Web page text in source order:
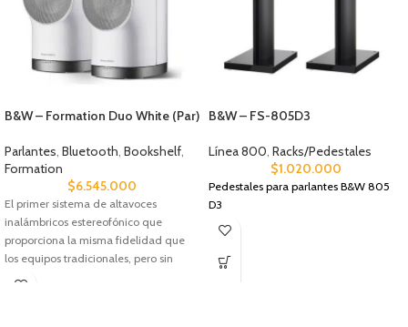
B&W – Formation Duo White (Par)
Parlantes, Bluetooth, Bookshelf,
Formation
$6.545.000
El primer sistema de altavoces
inalámbricos estereofónico que
proporciona la misma fidelidad que
los equipos tradicionales, pero sin
cables. El Duo incorpora la misma
B&W – FS-805D3
Línea 800, Racks/Pedestales
$1.020.000
Pedestales para parlantes B&W 805
D3